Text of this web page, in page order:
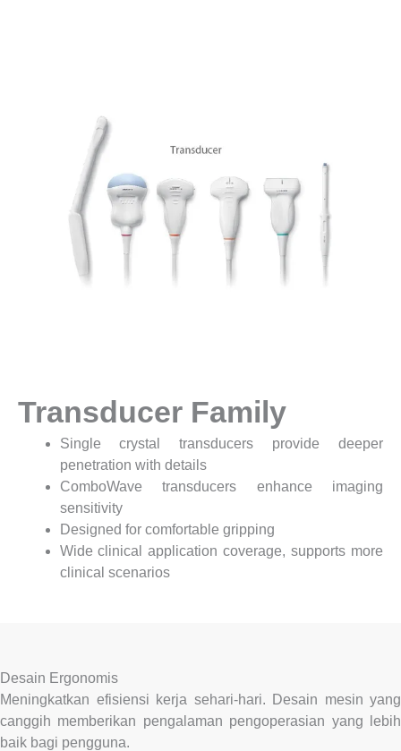
Transducer Family
Single crystal transducers provide deeper
penetration with details
ComboWave transducers enhance imaging
sensitivity
Designed for comfortable gripping
Wide clinical application coverage, supports more
clinical scenarios
Desain Ergonomis
Meningkatkan efisiensi kerja sehari-hari. Desain mesin yang
canggih memberikan pengalaman pengoperasian yang lebih
baik bagi pengguna.